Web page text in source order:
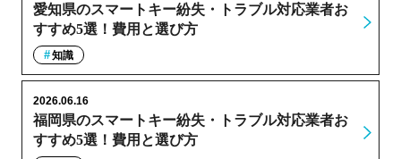
愛知県のスマートキー紛失・トラブル対応業者お
すすめ5選！費用と選び方
知識
福岡県のスマートキー紛失・トラブル対応業者お
すすめ5選！費用と選び方
2026.06.16